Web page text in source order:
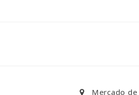
Mercado